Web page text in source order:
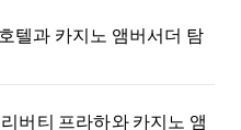
텔과 카지노 앰버서더 탐
버티 프라하와 카지노 앰